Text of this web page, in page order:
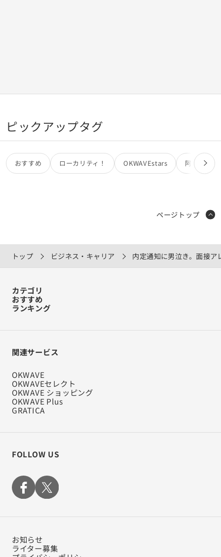
ピックアップタグ
おすすめ ローカリティ！ OKWAVEstars 阿部亮
トップ ビジネス・キャリア 内定通知に男泣き。面接
ページトップ
カテゴリ
おすすめ
ランキング
関連サービス
OKWAVE
OKWAVEセレクト
OKWAVE ショッピング
OKWAVE Plus
GRATICA
FOLLOW US
お知らせ
ライター募集